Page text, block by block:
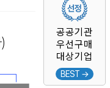
공공기관
우선구매
대상기업
BEST →